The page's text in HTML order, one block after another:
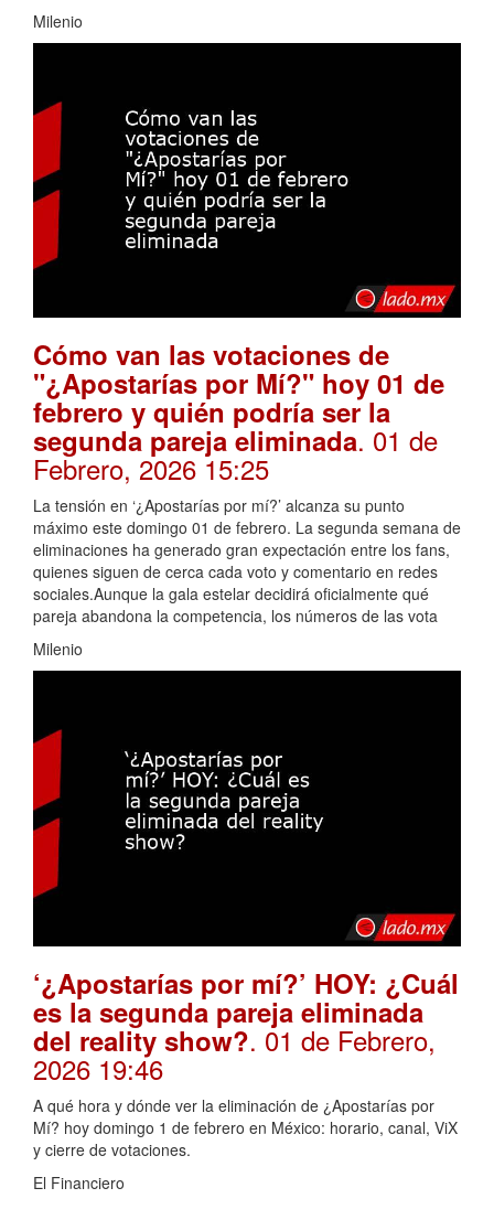
Milenio
Cómo van las votaciones de
"¿Apostarías por Mí?" hoy 01 de
febrero y quién podría ser la
segunda pareja eliminada. 01 de
Febrero, 2026 15:25
La tensión en ‘¿Apostarías por mí?’ alcanza su punto
máximo este domingo 01 de febrero. La segunda semana de
eliminaciones ha generado gran expectación entre los fans,
quienes siguen de cerca cada voto y comentario en redes
sociales.Aunque la gala estelar decidirá oficialmente qué
pareja abandona la competencia, los números de las vota
Milenio
‘¿Apostarías por mí?’ HOY: ¿Cuál
es la segunda pareja eliminada
del reality show?. 01 de Febrero,
2026 19:46
A qué hora y dónde ver la eliminación de ¿Apostarías por
Mí? hoy domingo 1 de febrero en México: horario, canal, ViX
y cierre de votaciones.
El Financiero